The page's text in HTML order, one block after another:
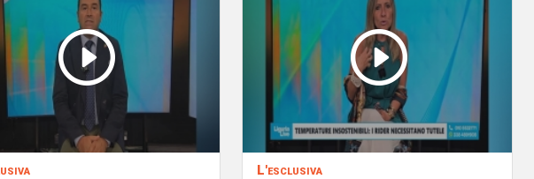
L'esclusiva